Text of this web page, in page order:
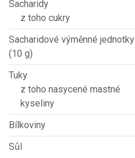
Sacharidy
z toho cukry
Sacharidové výměnné jednotky
(10 g)
Tuky
z toho nasycené mastné
kyseliny
Bílkoviny
Sůl